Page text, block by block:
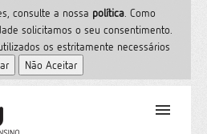
consulte a nossa polí­tica. Como
solicitamos o seu consentimento.
os estritamente necessários